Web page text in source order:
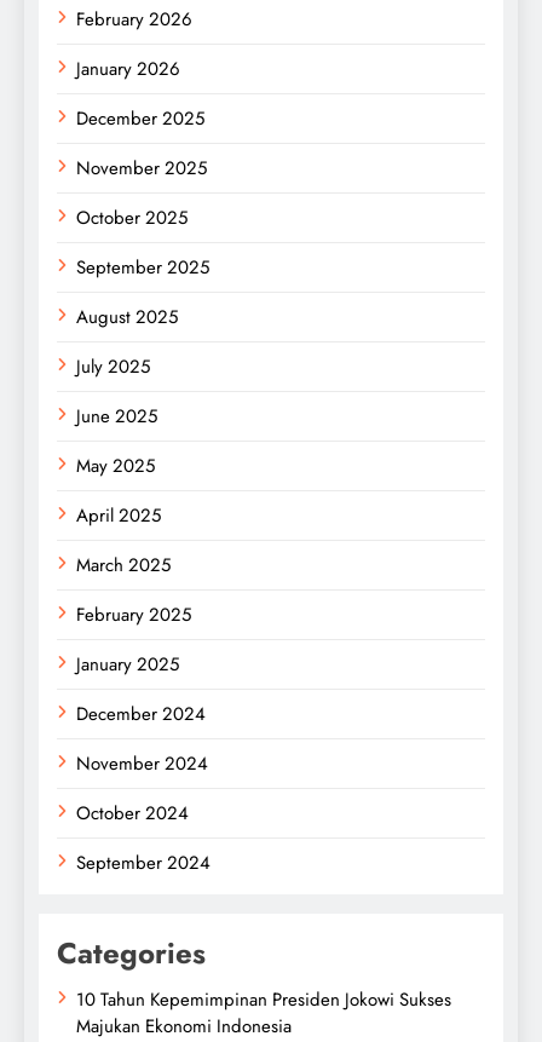
February 2026
January 2026
December 2025
November 2025
October 2025
September 2025
August 2025
July 2025
June 2025
May 2025
April 2025
March 2025
February 2025
January 2025
December 2024
November 2024
October 2024
September 2024
Categories
10 Tahun Kepemimpinan Presiden Jokowi Sukses
Majukan Ekonomi Indonesia